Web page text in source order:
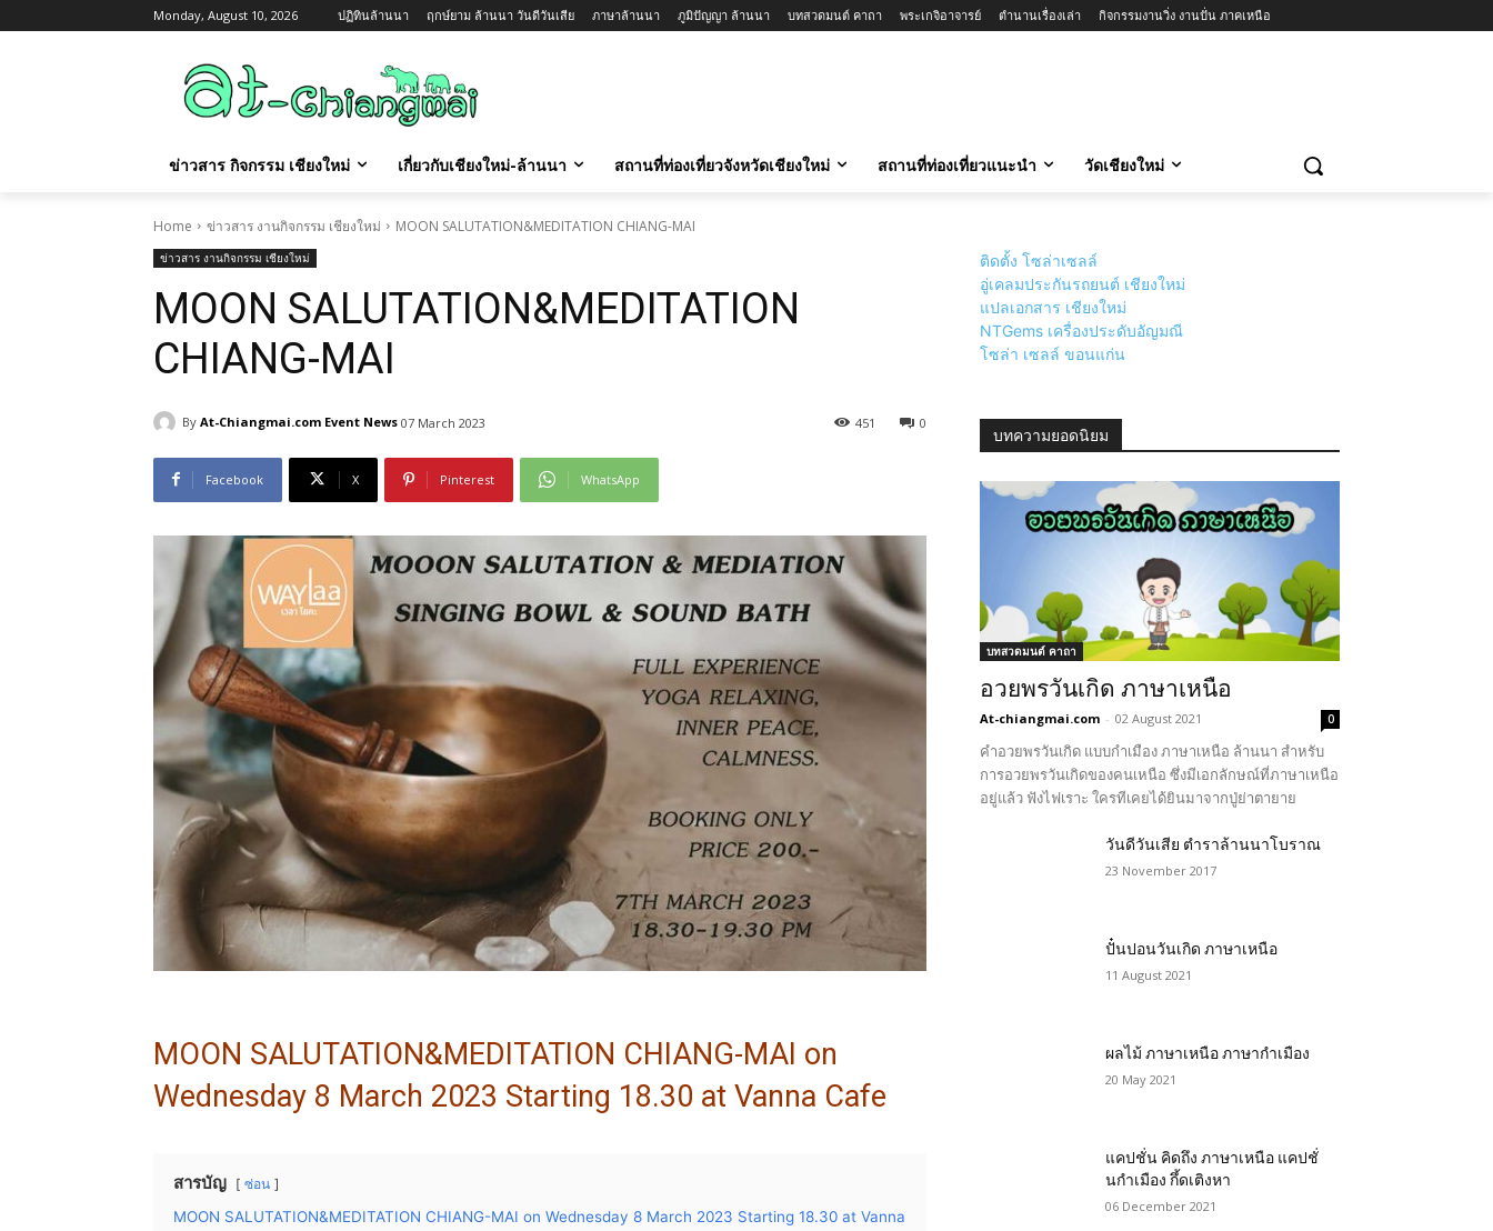
Monday, August 10, 2026 ปฏิทินล้านนา ฤกษ์ยาม ล้านนา วันดีวันเสีย ภาษาล้านนา ภูมิปัญญา ล้านนา บทสวดมนต์ คาถา พระเกจิอาจารย์ ตำนานเรื่องเล่า กิจกรรมงานวิ่ง งานปั่น ภาคเหนือ
ข่าวสาร กิจกรรม เชียงใหม่ เกี่ยวกับเชียงใหม่-ล้านนา สถานที่ท่องเที่ยวจังหวัดเชียงใหม่ สถานที่ท่องเที่ยวแนะนำ วัดเชียงใหม่
Home ข่าวสาร งานกิจกรรม เชียงใหม่ MOON SALUTATION&MEDITATION CHIANG-MAI
ข่าวสาร งานกิจกรรม เชียงใหม่
MOON SALUTATION&MEDITATION
CHIANG-MAI
By At-Chiangmai.com Event News 07 March 2023 0
451
Facebook X Pinterest WhatsApp
MOON SALUTATION&MEDITATION CHIANG-MAI on
Wednesday 8 March 2023 Starting 18.30 at Vanna Cafe
สารบัญ ซ่อน
MOON SALUTATION&MEDITATION CHIANG-MAI on Wednesday 8 March 2023 Starting 18.30 at Vanna
ติดตั้ง โซล่าเซลล์
อู่เคลมประกันรถยนต์ เชียงใหม่
แปลเอกสาร เชียงใหม่
NTGems เครื่องประดับอัญมณี
โซล่า เซลล์ ขอนแก่น
บทความยอดนิยม
บทสวดมนต์ คาถา
อวยพรวันเกิด ภาษาเหนือ
At-chiangmai.com - 02 August 2021 0
คำอวยพรวันเกิด แบบกำเมือง ภาษาเหนือ ล้านนา สำหรับ
การอวยพรวันเกิดของคนเหนือ ซึ่งมีเอกลักษณ์ที่ภาษาเหนือ
อยู่แล้ว ฟังไฟเราะ ใครทีเคยได้ยินมาจากปู่ย่าตายาย
วันดีวันเสีย ตำราล้านนาโบราณ
23 November 2017
ปั๋นปอนวันเกิด ภาษาเหนือ
11 August 2021
ผลไม้ ภาษาเหนือ ภาษากำเมือง
20 May 2021
แคปชั่น คิดถึง ภาษาเหนือ แคปชั่
นกำเมือง กึ้ดเติงหา
06 December 2021